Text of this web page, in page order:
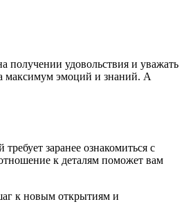
удовольствия и уважать
максимум эмоций и знаний. А
заранее ознакомиться с
к деталям поможет вам
к новым открытиям и